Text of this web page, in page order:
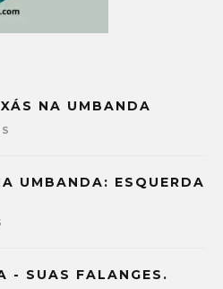
NA UMBANDA
UMBANDA: ESQUERDA
- SUAS FALANGES.